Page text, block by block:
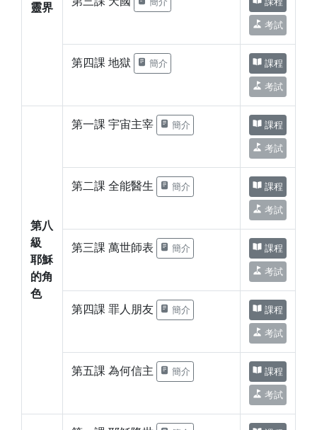
靈界
考試
第四課 地獄 簡介 課程
考試
第八
級
耶穌
的角
色
第一課 宇宙主宰 簡介 課程
考試
第二課 全能醫生 簡介 課程
考試
第三課 萬世師表 簡介 課程
考試
第四課 罪人朋友 簡介 課程
考試
第五課 為何信主 簡介 課程
考試